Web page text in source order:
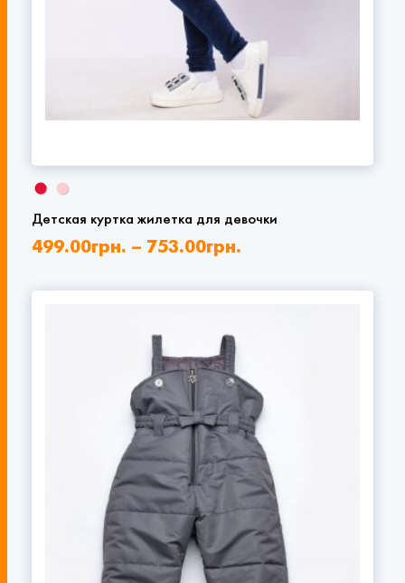
Детская куртка жилетка для девочки
499.00грн. – 753.00грн.